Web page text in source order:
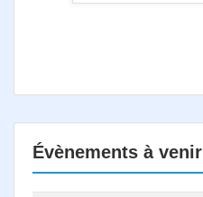
Évènements à venir